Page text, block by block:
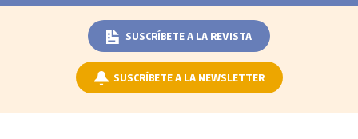
SUSCRÍBETE A LA REVISTA
SUSCRÍBETE A LA NEWSLETTER